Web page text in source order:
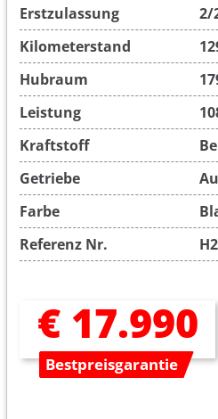
Erstzulassung
2/
Kilometerstand
Hubraum
Leistung
Kraftstoff
Getriebe
Farbe
Referenz Nr.
€ 17.990
Bestpreisgarantie